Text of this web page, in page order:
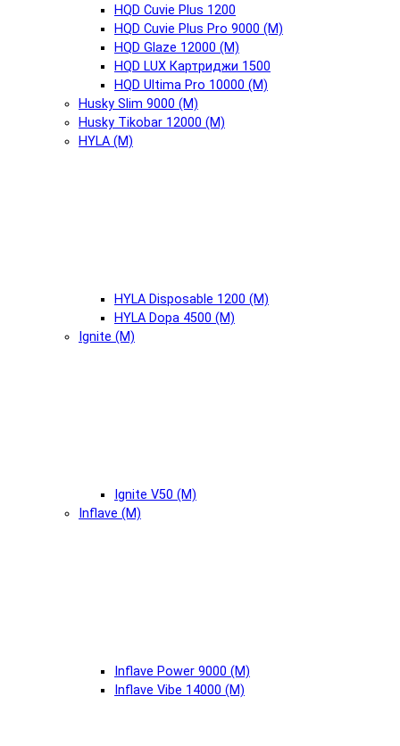
HQD Cuvie Plus 1200
HQD Cuvie Plus Pro 9000 (М)
HQD Glaze 12000 (М)
HQD LUX Картриджи 1500
HQD Ultima Pro 10000 (М)
Husky Slim 9000 (М)
Husky Tikobar 12000 (М)
HYLA (М)
HYLA Disposable 1200 (М)
HYLA Dopa 4500 (М)
Ignite (М)
Ignite V50 (М)
Inflave (М)
Inflave Power 9000 (М)
Inflave Vibe 14000 (М)